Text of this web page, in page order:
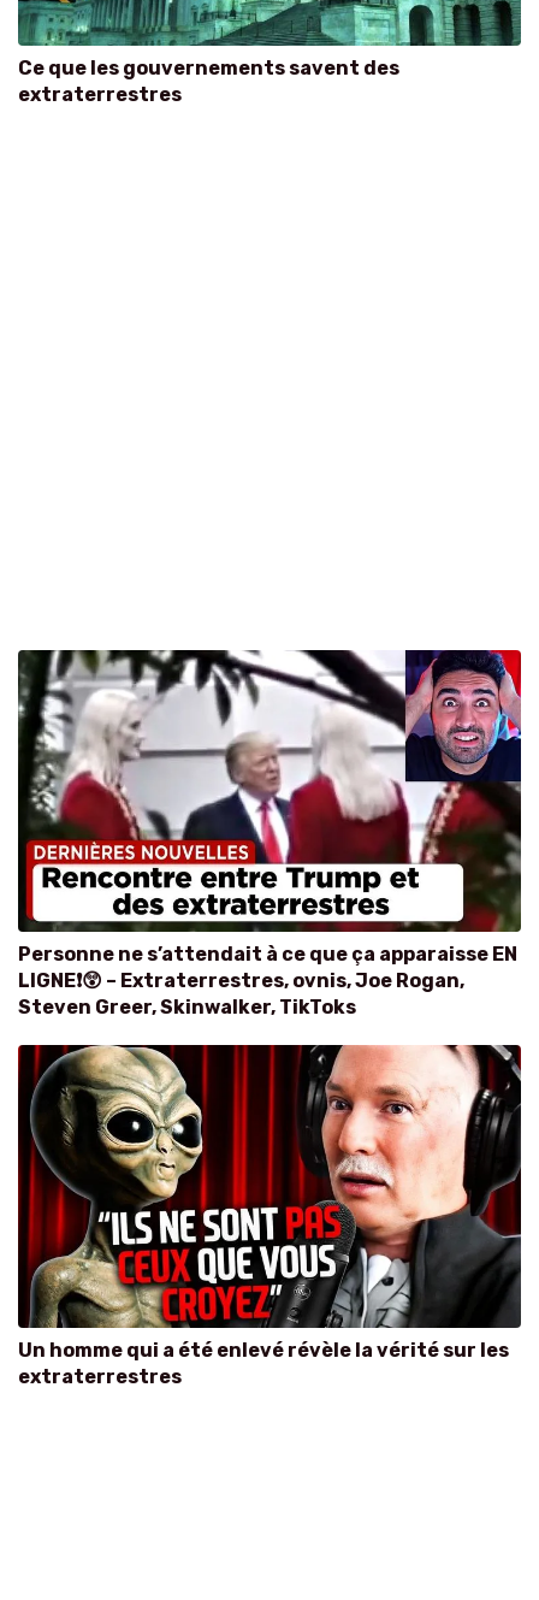
Ce que les gouvernements savent des
extraterrestres
Personne ne s’attendait à ce que ça apparaisse EN
LIGNE❗😲 – Extraterrestres, ovnis, Joe Rogan,
Steven Greer, Skinwalker, TikToks
Un homme qui a été enlevé révèle la vérité sur les
extraterrestres